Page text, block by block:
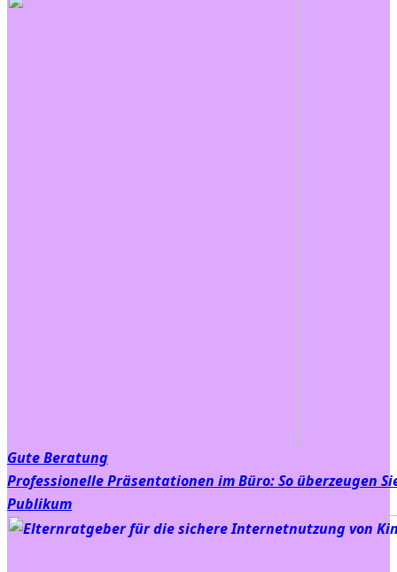
Gute Beratung
Professionelle Präsentationen im Büro: So überzeugen
Publikum